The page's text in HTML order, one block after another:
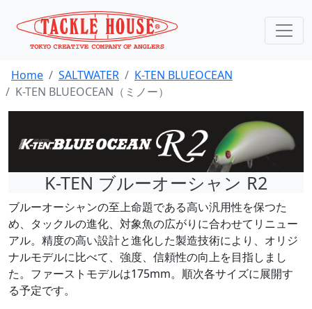
Home SALTWATER
K-TEN BLUEOCEAN
K-TEN BLUEOCEAN（ミノー）
K-TEN ブルーオーシャン R2
ブルーオーシャンの至上命題である高い汎用性を保つた
め、タックルの進化、対象魚の広がりに合わせてリニュー
アル。精度の高い設計と進化した製造技術により、オリジ
ナルモデルに比べて、強度、信頼性の向上を目指しまし
た。ファーストモデルは175mm。順次各サイズに展開す
る予定です。